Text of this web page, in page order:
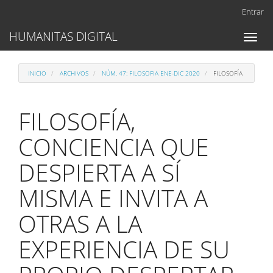
Contenido
principal
lateral
Entrar
Toggle
HUMANITAS DIGITAL
INICIO ARCHIVOS NÚM. 47: FILOSOFIA ENE-DIC 2020 FILOSOFÍA
FILOSOFÍA,
CONCIENCIA QUE
DESPIERTA A SÍ
MISMA E INVITA A
OTRAS A LA
EXPERIENCIA DE SU